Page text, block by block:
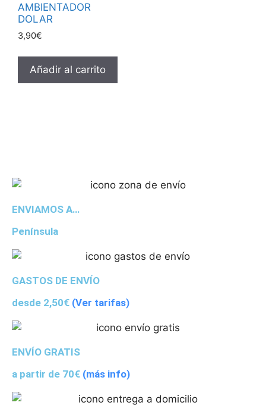
AMBIENTADOR
DOLAR
3,90€
Añadir al carrito
ENVIAMOS A…
Península
GASTOS DE ENVÍO
desde 2,50€ (Ver tarifas)
ENVÍO GRATIS
a partir de 70€ (más info)